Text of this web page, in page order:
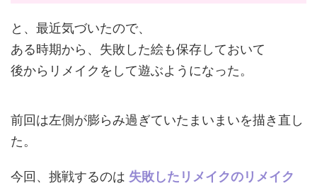
と、最近気づいたので、
ある時期から、失敗した絵も保存しておいて
後からリメイクをして遊ぶようになった。
前回は左側が膨らみ過ぎていたまいまいを描き直し
た。
今回、挑戦するのは 失敗したリメイクのリメイク